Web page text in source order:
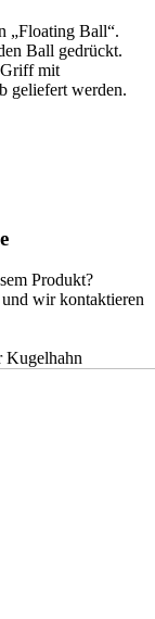
„Floating Ball“.
Ball gedrückt.
Griff mit
geliefert werden.
Produkt?
wir kontaktieren
Kugelhahn